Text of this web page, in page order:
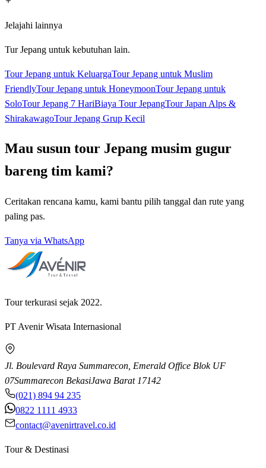
Jelajahi lainnya
Tur Jepang untuk kebutuhan lain.
Tour Jepang untuk KeluargaTour Jepang untuk Muslim
FriendlyTour Jepang untuk HoneymoonTour Jepang untuk
SoloTour Jepang 7 HariBiaya Tour JepangTour Japan Alps &
ShirakawagoTour Jepang Grup Kecil
Mau susun tour Jepang musim gugur
bareng tim kami?
Ceritakan rencana kamu, kami bantu pilih tanggal dan rute yang
paling pas.
Tanya via WhatsApp
Tour terkurasi sejak 2022.
PT Avenir Wisata Internasional
Jl. Boulevard Raya Summarecon, Emerald Office Blok UF
07Summarecon BekasiJawa Barat 17142
(021) 894 94 235
0822 1111 4933
contact@avenirtravel.co.id
Tour & Destinasi